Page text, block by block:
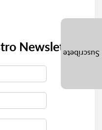
NewsletterSuscríbete